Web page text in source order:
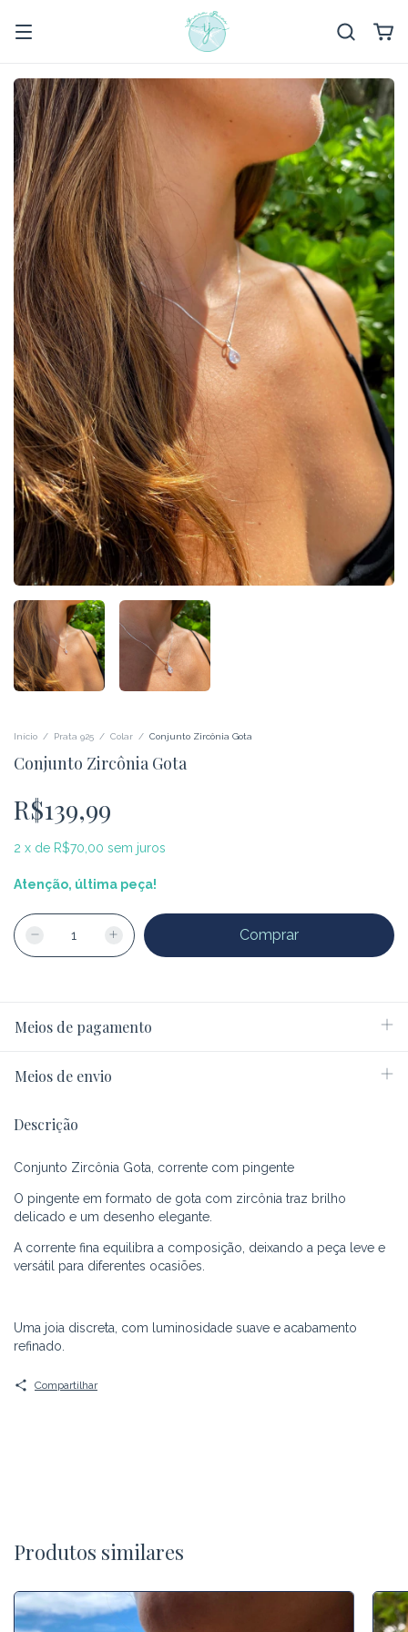
Início / Prata 925 / Colar / Conjunto Zircônia Gota
Conjunto Zircônia Gota
R$139,99
2 x de R$70,00 sem juros
Atenção, última peça!
Meios de pagamento
Meios de envio
Descrição
Conjunto Zircônia Gota, corrente com pingente
O pingente em formato de gota com zircônia traz brilho
delicado e um desenho elegante.
A corrente fina equilibra a composição, deixando a peça leve e
versátil para diferentes ocasiões.
Uma joia discreta, com luminosidade suave e acabamento
refinado.
Compartilhar
Produtos similares